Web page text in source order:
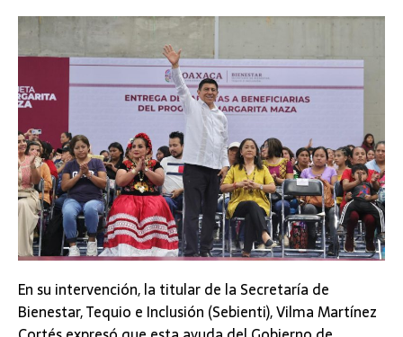
En su intervención, la titular de la Secretaría de
Bienestar, Tequio e Inclusión (Sebienti), Vilma Martínez